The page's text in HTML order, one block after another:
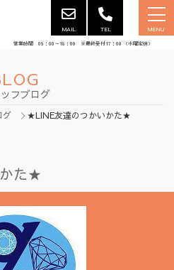
MAIL TEL MENU
営業時間 09：00～18：00 ※最終受付17：00 （水曜定休）
フブログ
グ ★LINE友達のつかいかた★
た★